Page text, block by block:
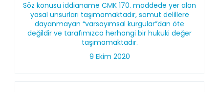
Söz konusu iddianame CMK 170. maddede yer alan
yasal unsurları taşımamaktadır, somut delillere
dayanmayan “varsayımsal kurgular”dan öte
değildir ve tarafımızca herhangi bir hukuki değer
taşımamaktadır.
9 Ekim 2020